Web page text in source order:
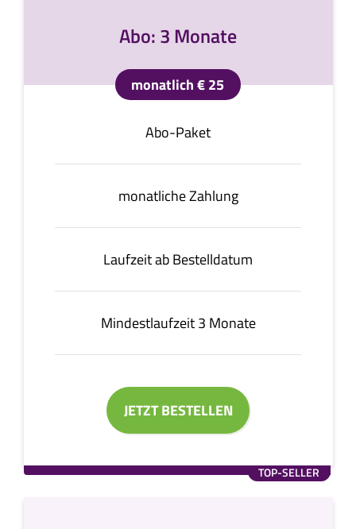
TOP-SELLER
Abo: 3 Monate
monatlich € 25
Abo-Paket
monatliche Zahlung
Laufzeit ab Bestelldatum
Mindestlaufzeit 3 Monate
JETZT BESTELLEN